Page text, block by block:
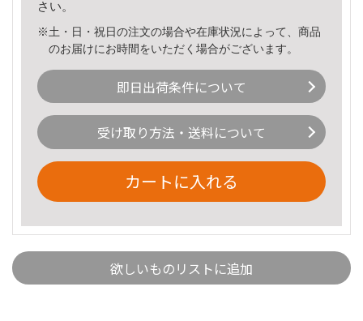
さい。
※土・日・祝日の注文の場合や在庫状況によって、商品
のお届けにお時間をいただく場合がございます。
即日出荷条件について
受け取り方法・送料について
カートに入れる
欲しいものリストに追加